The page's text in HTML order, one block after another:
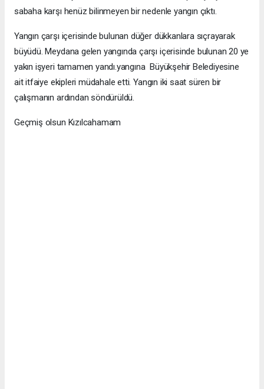
sabaha karşı henüz bilinmeyen bir nedenle yangın çıktı.
Yangın çarşı içerisinde bulunan düğer dükkanlara sıçrayarak
büyüdü. Meydana gelen yangında çarşı içerisinde bulunan 20 ye
yakın işyeri tamamen yandı.yangına Büyükşehir Belediyesine
ait itfaiye ekipleri müdahale etti. Yangın iki saat süren bir
çalışmanın ardından söndürüldü.
Geçmiş olsun Kızılcahamam